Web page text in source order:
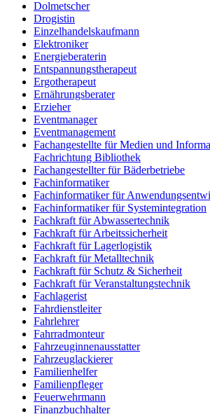
Dolmetscher
Drogistin
Einzelhandelskaufmann
Elektroniker
Energieberaterin
Entspannungstherapeut
Ergotherapeut
Ernährungsberater
Erzieher
Eventmanager
Eventmanagement
Fachangestellte für Medien und
Fachrichtung Bibliothek
Fachangestellter für Bäderbetriebe
Fachinformatiker
Fachinformatiker für
Fachinformatiker für Systemintegration
Fachkraft für Abwassertechnik
Fachkraft für Arbeitssicherheit
Fachkraft für Lagerlogistik
Fachkraft für Metalltechnik
Fachkraft für Schutz & Sicherheit
Fachkraft für Veranstaltungstechnik
Fachlagerist
Fahrdienstleiter
Fahrlehrer
Fahrradmonteur
Fahrzeuginnenausstatter
Fahrzeuglackierer
Familienhelfer
Familienpfleger
Feuerwehrmann
Finanzbuchhalter